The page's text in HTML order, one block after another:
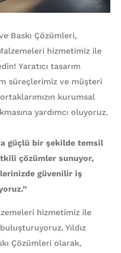
Baskı Çözümleri,
hizmetimiz ile
Yaratıcı tasarım
süreçlerimiz ve müşteri
kurumsal
yardımcı oluyoruz.
güçlü bir şekilde temsil
çözümler sunuyor,
güvenilir iş
hizmetimiz ile
Yıldız
Çözümleri olarak,